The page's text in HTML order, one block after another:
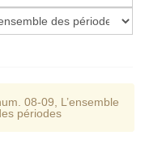
08-09
L’ensemble
périodes